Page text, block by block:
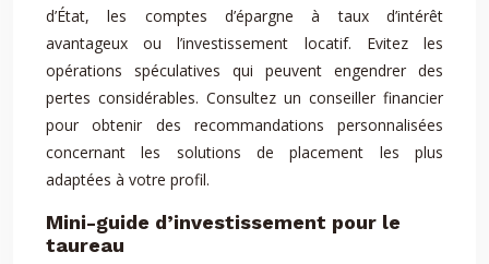
d’État, les comptes d’épargne à taux d’intérêt
avantageux ou l’investissement locatif. Evitez les
opérations spéculatives qui peuvent engendrer des
pertes considérables. Consultez un conseiller financier
pour obtenir des recommandations personnalisées
concernant les solutions de placement les plus
adaptées à votre profil.
Mini-guide d’investissement pour le
taureau